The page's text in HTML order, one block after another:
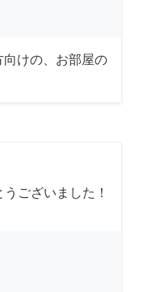
けの、お部屋の
ございました！